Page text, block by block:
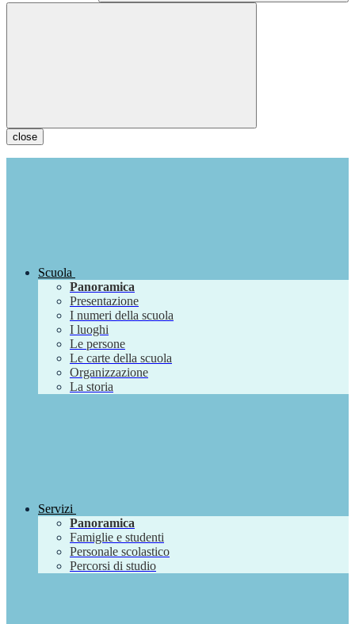
close
Scuola
Panoramica
Presentazione
I numeri della scuola
I luoghi
Le persone
Le carte della scuola
Organizzazione
La storia
Servizi
Panoramica
Famiglie e studenti
Personale scolastico
Percorsi di studio